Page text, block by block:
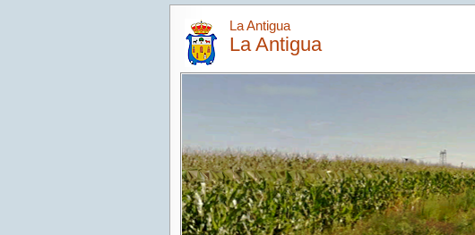
La Antigua
La Antigua